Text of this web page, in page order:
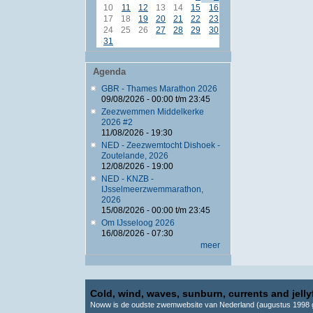
10
11 12 13 14 15
16
17
18 19 20 21 22
23
24
25 26 27 28 29
30
31
Agenda
GBR - Thames Marathon 2026
09/08/2026 - 00:00t/m 23:45
Zeezwemmen Middelkerke
2026 #2
11/08/2026 - 19:30
NED - Zeezwemtocht Dishoek -
Zoutelande, 2026
12/08/2026 - 19:00
NED - KNZB -
IJsselmeerzwemmarathon,
2026
15/08/2026 - 00:00t/m 23:45
Om IJsseloog 2026
16/08/2026 - 07:30
meer
Cold, wind, waves, sunburn, currents and
Noww is de oudste zwemwebsite van Nederland (augustus 1998